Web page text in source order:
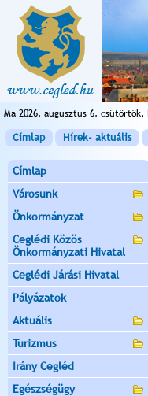
Ma 2026. augusztus 6. csütörtök,
Címlap Hírek- aktuális
Címlap
Városunk
Önkormányzat
Ceglédi Közös
Önkormányzati Hivatal
Ceglédi Járási Hivatal
Pályázatok
Aktuális
Turizmus
Irány Cegléd
Egészségügy